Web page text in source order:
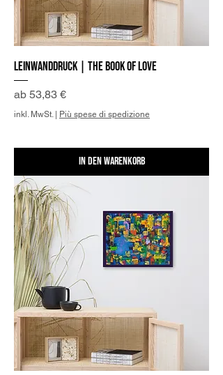
Leinwanddruck | The Book of Love
ab 53,83 €
Sale-Preis
inkl. MwSt. | Più spese di spedizione
In den Warenkorb